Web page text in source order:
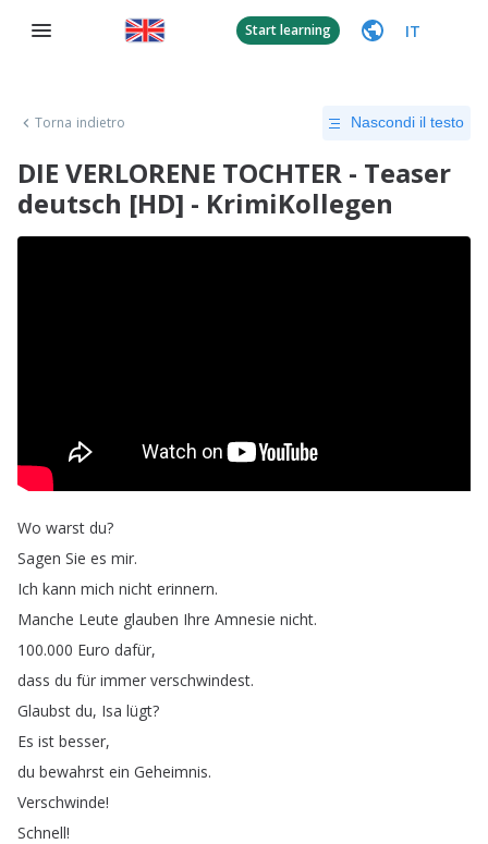
Start learning IT
Torna indietro Nascondi il testo
DIE VERLORENE TOCHTER - Teaser
deutsch [HD] - KrimiKollegen
Wo warst du?
Sagen Sie es mir.
Ich kann mich nicht erinnern.
Manche Leute glauben Ihre Amnesie nicht.
100.000 Euro dafür,
dass du für immer verschwindest.
Glaubst du, Isa lügt?
Es ist besser,
du bewahrst ein Geheimnis.
Verschwinde!
Schnell!